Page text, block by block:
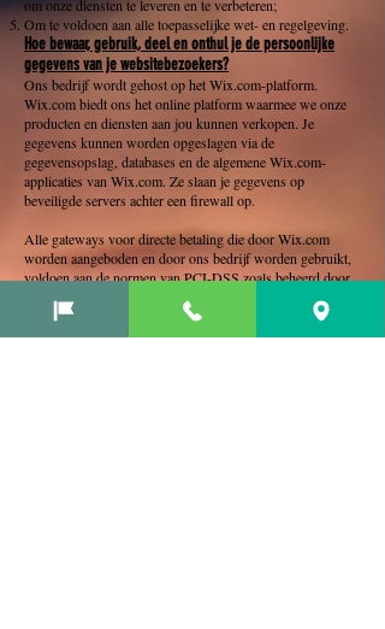
om onze diensten te leveren en te verbeteren;
Om te voldoen aan alle toepasselijke wet- en regelgeving.
Hoe bewaar, gebruik, deel en onthul je de persoonlijke
gegevens van je websitebezoekers?
Ons bedrijf wordt gehost op het Wix.com-platform.
Wix.com biedt ons het online platform waarmee we onze
producten en diensten aan jou kunnen verkopen. Je
gegevens kunnen worden opgeslagen via de
gegevensopslag, databases en de algemene Wix.com-
applicaties van Wix.com. Ze slaan je gegevens op
beveiligde servers achter een firewall op.
Alle gateways voor directe betaling die door Wix.com
worden aangeboden en door ons bedrijf worden gebruikt,
voldoen aan de normen van PCI-DSS zoals beheerd door
de PCI Security Standards Council. Dit is een gezamenlijke
inspanning van merken als Visa, MasterCard, American
Express en Discover. PCI-DSS-vereisten helpen de veilige